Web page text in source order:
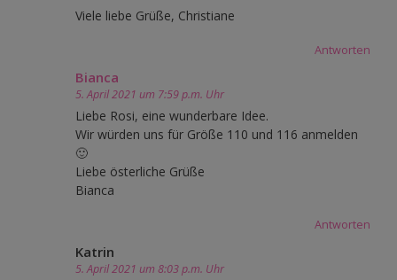
Viele liebe Grüße, Christiane
Antworten
Bianca
5. April 2021 um 7:59 p.m. Uhr
Liebe Rosi, eine wunderbare Idee.
Wir würden uns für Größe 110 und 116 anmelden
🙂
Liebe österliche Grüße
Bianca
Antworten
Katrin
5. April 2021 um 8:03 p.m. Uhr